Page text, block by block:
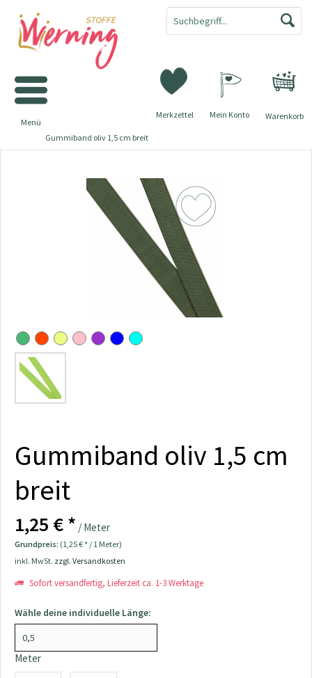
Warenkorb
Merkzettel Mein Konto
Menü
Gummiband oliv 1,5 cm breit
Gummiband oliv 1,5 cm
breit
1,25 € * / Meter
Grundpreis: (1,25 € * / 1 Meter)
inkl. MwSt. zzgl. Versandkosten
Sofort versandfertig, Lieferzeit ca. 1-3 Werktage
Wähle deine individuelle Länge:
Meter